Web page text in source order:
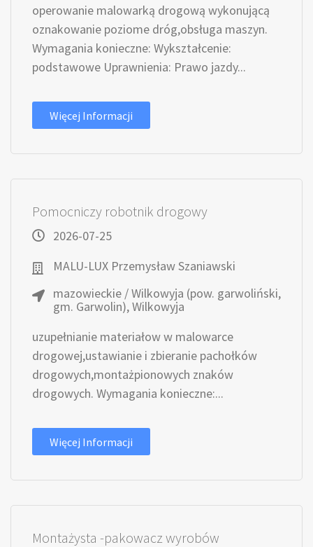
operowanie malowarką drogową wykonującą
oznakowanie poziome dróg,obsługa maszyn.
Wymagania konieczne: Wykształcenie:
podstawowe Uprawnienia: Prawo jazdy...
Więcej Informacji
Pomocniczy robotnik drogowy
2026-07-25
MALU-LUX Przemysław Szaniawski
mazowieckie / Wilkowyja (pow. garwoliński,
gm. Garwolin), Wilkowyja
uzupełnianie materiałow w malowarce
drogowej,ustawianie i zbieranie pachołków
drogowych,montażpionowych znaków
drogowych. Wymagania konieczne:...
Więcej Informacji
Montażysta -pakowacz wyrobów